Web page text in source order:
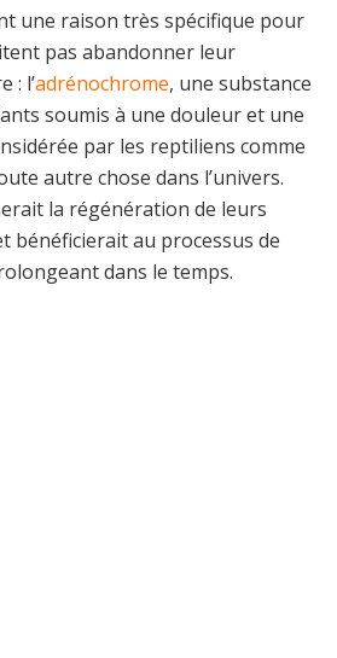
une raison très spécifique pour
pas abandonner leur
: l’adrénochrome, une substance
soumis à une douleur et une
par les reptiliens comme
autre chose dans l’univers.
la régénération de leurs
bénéficierait au processus de
dans le temps.